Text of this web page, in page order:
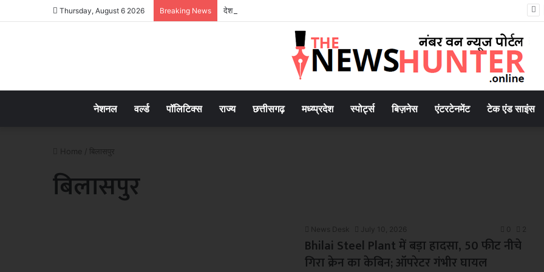
Thursday, August 6 2026 Breaking News देश में अव्वलः 38.8 मिलियन मीट्रिक टन दुग्ध उत्पादन के साथ उत्तर प्रदेश शीर्ष पर
नेशनल वर्ल्ड पॉलिटिक्स राज्य छत्तीसगढ़ मध्य्प्रदेश स्पोर्ट्स बिज़नेस एंटरटेनमेंट टेक एंड साइंस
Home / बिलासपुर
बिलासपुर
News Desk July 10, 2026 0 2
Bhilai Steel Plant में बड़ा हादसा, 50 फीट नीचे
गिरा क्रेन का केबिन; ऑपरेटर गंभीर घायल